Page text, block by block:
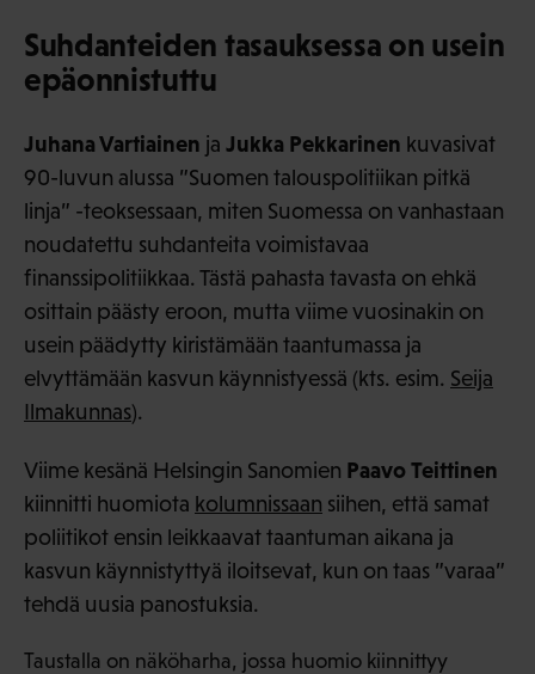
Suhdanteiden tasauksessa on usein
epäonnistuttu
Juhana Vartiainen ja Jukka Pekkarinen kuvasivat
90-luvun alussa ”Suomen talouspolitiikan pitkä
linja” -teoksessaan, miten Suomessa on vanhastaan
noudatettu suhdanteita voimistavaa
finanssipolitiikkaa. Tästä pahasta tavasta on ehkä
osittain päästy eroon, mutta viime vuosinakin on
usein päädytty kiristämään taantumassa ja
elvyttämään kasvun käynnistyessä (kts. esim. Seija
Ilmakunnas).
Viime kesänä Helsingin Sanomien Paavo Teittinen
kiinnitti huomiota kolumnissaan siihen, että samat
poliitikot ensin leikkaavat taantuman aikana ja
kasvun käynnistyttyä iloitsevat, kun on taas ”varaa”
tehdä uusia panostuksia.
Taustalla on näköharha, jossa huomio kiinnittyy